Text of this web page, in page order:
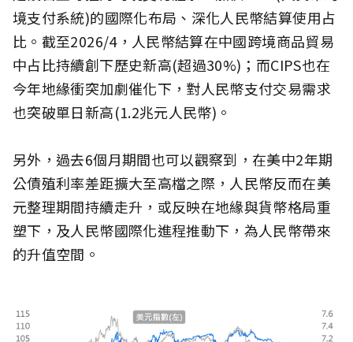
境支付系統)的國際化布局、深化人民幣結算使用占
比。截至2026/4，人民幣結算在中國跨境商品貿易
中占比持續創下歷史新高(超過30%)；而CIPS也在
今年地緣衝突加劇催化下，對人民幣支付交易需求
也突破單日新高(1.2兆元人民幣)。
另外，過去6個月期間也可以觀察到，在美中2年期
公債殖利率差距擴大至高檔之際，人民幣反而在美
元整理期間持續走升，或反映在地緣與貨幣格局重
塑下，及人民幣國際化進程推動下，為人民幣帶來
的升值空間。